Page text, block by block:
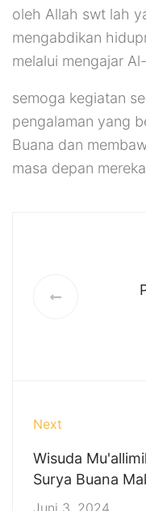
oleh Allah swt lah
mengabdikan
melalui mengajar Al-
semoga kegiatan
pengalaman yang
Buana dan
masa depan
Next
Wisuda
Surya Buana
Juni 3, 2024